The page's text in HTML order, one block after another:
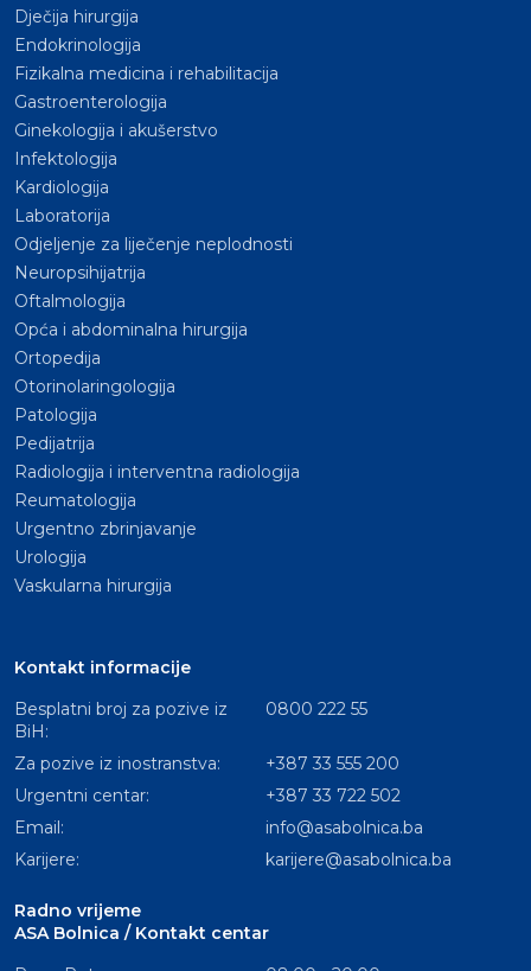
Dječija hirurgija
Endokrinologija
Fizikalna medicina i rehabilitacija
Gastroenterologija
Ginekologija i akušerstvo
Infektologija
Kardiologija
Laboratorija
Odjeljenje za liječenje neplodnosti
Neuropsihijatrija
Oftalmologija
Opća i abdominalna hirurgija
Ortopedija
Otorinolaringologija
Patologija
Pedijatrija
Radiologija i interventna radiologija
Reumatologija
Urgentno zbrinjavanje
Urologija
Vaskularna hirurgija
Kontakt informacije
Besplatni broj za pozive iz
BiH:
0800 222 55
Za pozive iz inostranstva:
+387 33 555 200
Urgentni centar:
+387 33 722 502
Email:
info@asabolnica.ba
Karijere:
karijere@asabolnica.ba
Radno vrijeme
ASA Bolnica / Kontakt centar